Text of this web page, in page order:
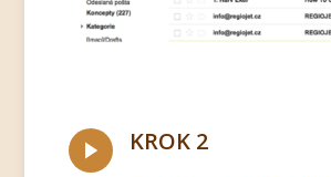
KROK 2